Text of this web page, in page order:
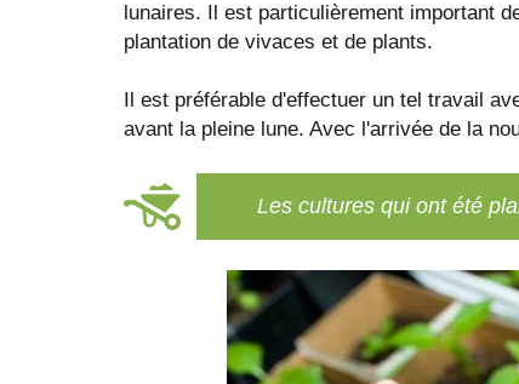
lunaires. Il est particulièrement important
plantation de vivaces et de plants.
Il est préférable d'effectuer un tel travail
avant la pleine lune. Avec l'arrivée de la
Les cultures qui ont été